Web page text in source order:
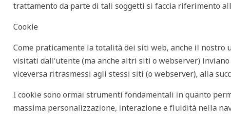
trattamento da parte di tali soggetti si faccia riferimento
Cookie
Come praticamente la totalità dei siti web, anche il nostro
visitati dall’utente (ma anche altri siti o webserver)
viceversa ritrasmessi agli stessi siti (o webserver), alla
I cookie sono ormai strumenti fondamentali in quanto
massima personalizzazione, interazione e fluidità nella